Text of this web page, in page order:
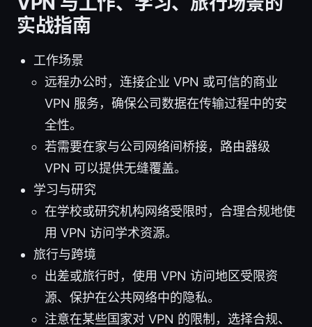
实战指南
工作场景
远程办公时，连接企业 VPN 或可信的商业
VPN 服务，确保公司数据在传输过程中的安
全性。
若需要在家与公司网络间桥接，路由器级
VPN 可以提供无缝覆盖。
学习与研究
在学校或研究机构网络受限时，合理合规地使
用 VPN 访问学术资源。
旅行与跨境
出差或旅行时，使用 VPN 访问地区受限资
源、保护在公共网络中的隐私。
注意在某些国家对 VPN 的限制，选择合规、